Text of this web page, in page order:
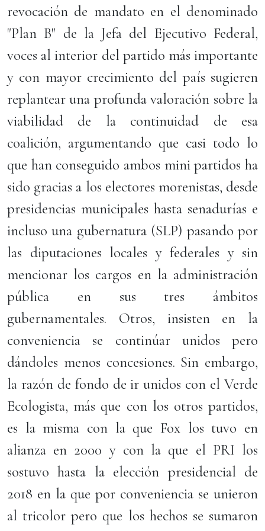
revocación de mandato en el denominado
"Plan B" de la Jefa del Ejecutivo Federal,
voces al interior del partido más importante
y con mayor crecimiento del país sugieren
replantear una profunda valoración sobre la
viabilidad de la continuidad de esa
coalición, argumentando que casi todo lo
que han conseguido ambos mini partidos ha
sido gracias a los electores morenistas, desde
presidencias municipales hasta senadurías e
incluso una gubernatura (SLP) pasando por
las diputaciones locales y federales y sin
mencionar los cargos en la administración
pública en sus tres ámbitos
gubernamentales. Otros, insisten en la
conveniencia se continúar unidos pero
dándoles menos concesiones. Sin embargo,
la razón de fondo de ir unidos con el Verde
Ecologista, más que con los otros partidos,
es la misma con la que Fox los tuvo en
alianza en 2000 y con la que el PRI los
sostuvo hasta la elección presidencial de
2018 en la que por conveniencia se unieron
al tricolor pero que los hechos se sumaron